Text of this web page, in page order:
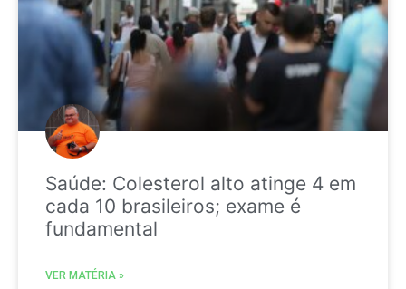
Saúde: Colesterol alto atinge 4 em
cada 10 brasileiros; exame é
fundamental
VER MATÉRIA »